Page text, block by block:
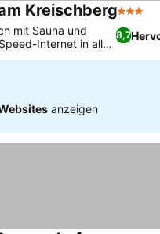
Kreischberg3 Sterne
8,7
mit Sauna und
Internet in allen
anzeigen